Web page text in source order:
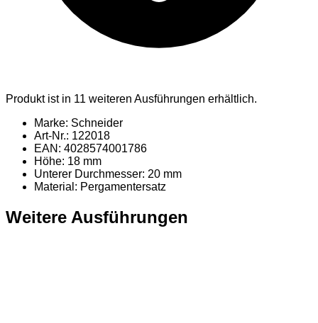
Produkt ist in 11 weiteren Ausführungen erhältlich.
Marke: Schneider
Art-Nr.: 122018
EAN: 4028574001786
Höhe: 18 mm
Unterer Durchmesser: 20 mm
Material : Pergamentersatz
Weitere Ausführungen